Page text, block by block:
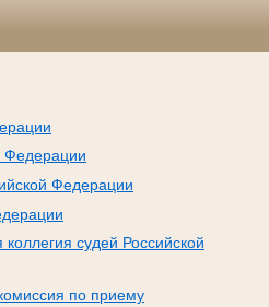
Федерации
Федерации
судей Российской
по приему